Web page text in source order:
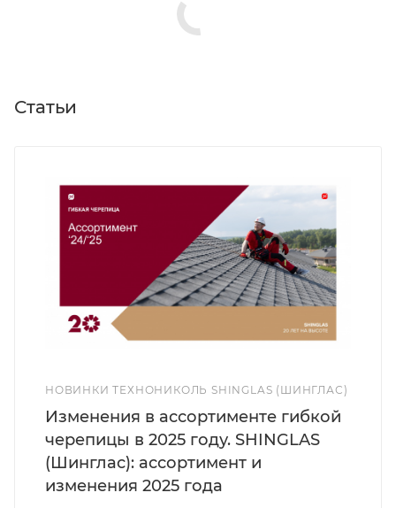
Статьи
НОВИНКИ ТЕХНОНИКОЛЬ SHINGLAS (ШИНГЛАС)
Изменения в ассортименте гибкой
черепицы в 2025 году. SHINGLAS
(Шинглас): ассортимент и
изменения 2025 года